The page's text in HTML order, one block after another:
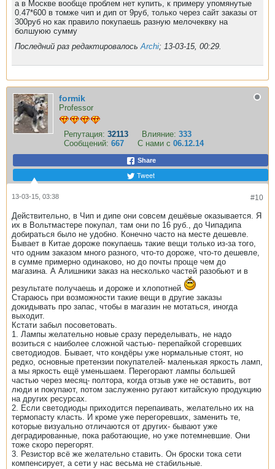
а в Москве вообще проблем нет купить, к примеру упомянутые
0.47*600 в томже чип и дип от 9руб, только через сайт заказы от
300руб но как правило покупаешь разную мелочеквку на
болшуюю сумму
Последний раз редактировалосьArchi; 13-03-15, 00:29.
formik
Professor
Репутация: 32113 Влияние: 333
Сообщений: 667 С нами с 06.12.14
Share
Tweet
#10
13-03-15, 03:38
Действительно, в Чип и дипе они совсем дешёвые оказывается. Я
их в Вольтмастере покупал, там они по 16 руб., до Чипадипа
добираться было не удобно. Конечно часто на месте дешевле.
Бывает в Китае дороже покупаешь такие вещи только из-за того,
что одним заказом много разного, что-то дороже, что-то дешевле,
в сумме примерно одинаково, но до почты проще чем до
магазина. А Алишники заказ на несколько частей разобьют и в
результате получаешь и дороже и хлопотней.
Стараюсь при возможности такие вещи в другие заказы
докидывать про запас, чтобы в магазин не мотаться, иногда
выходит.
Кстати забыл посоветовать.
1. Лампы желательно новые сразу переделывать, не надо
возиться с наиболее сложной частью- перепайкой сгоревших
светодиодов. Бывает, что кондёры уже нормальные стоят, но
редко, основные претензии покупателей- маленькая яркость ламп,
а мы яркость ещё уменьшаем. Перегорают лампы большей
частью через месяц- полтора, когда отзыв уже не оставить, вот
люди и покупают, потом заслуженно ругают китайскую продукцию
на других ресурсах.
2. Если светодиоды приходится перепаивать, желательно их на
термопасту класть. И кроме уже перегоревших, заменить те,
которые визуально отличаются от других- бывают уже
деградированные, пока работающие, но уже потемневшие. Они
тоже скоро перегорят.
3. Резистор всё же желательно ставить. Он броски тока сети
компенсирует, а сети у нас весьма не стабильные.